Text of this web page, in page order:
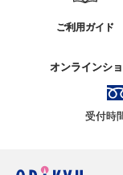
ご利用ガイド
オンラインシ
受付時